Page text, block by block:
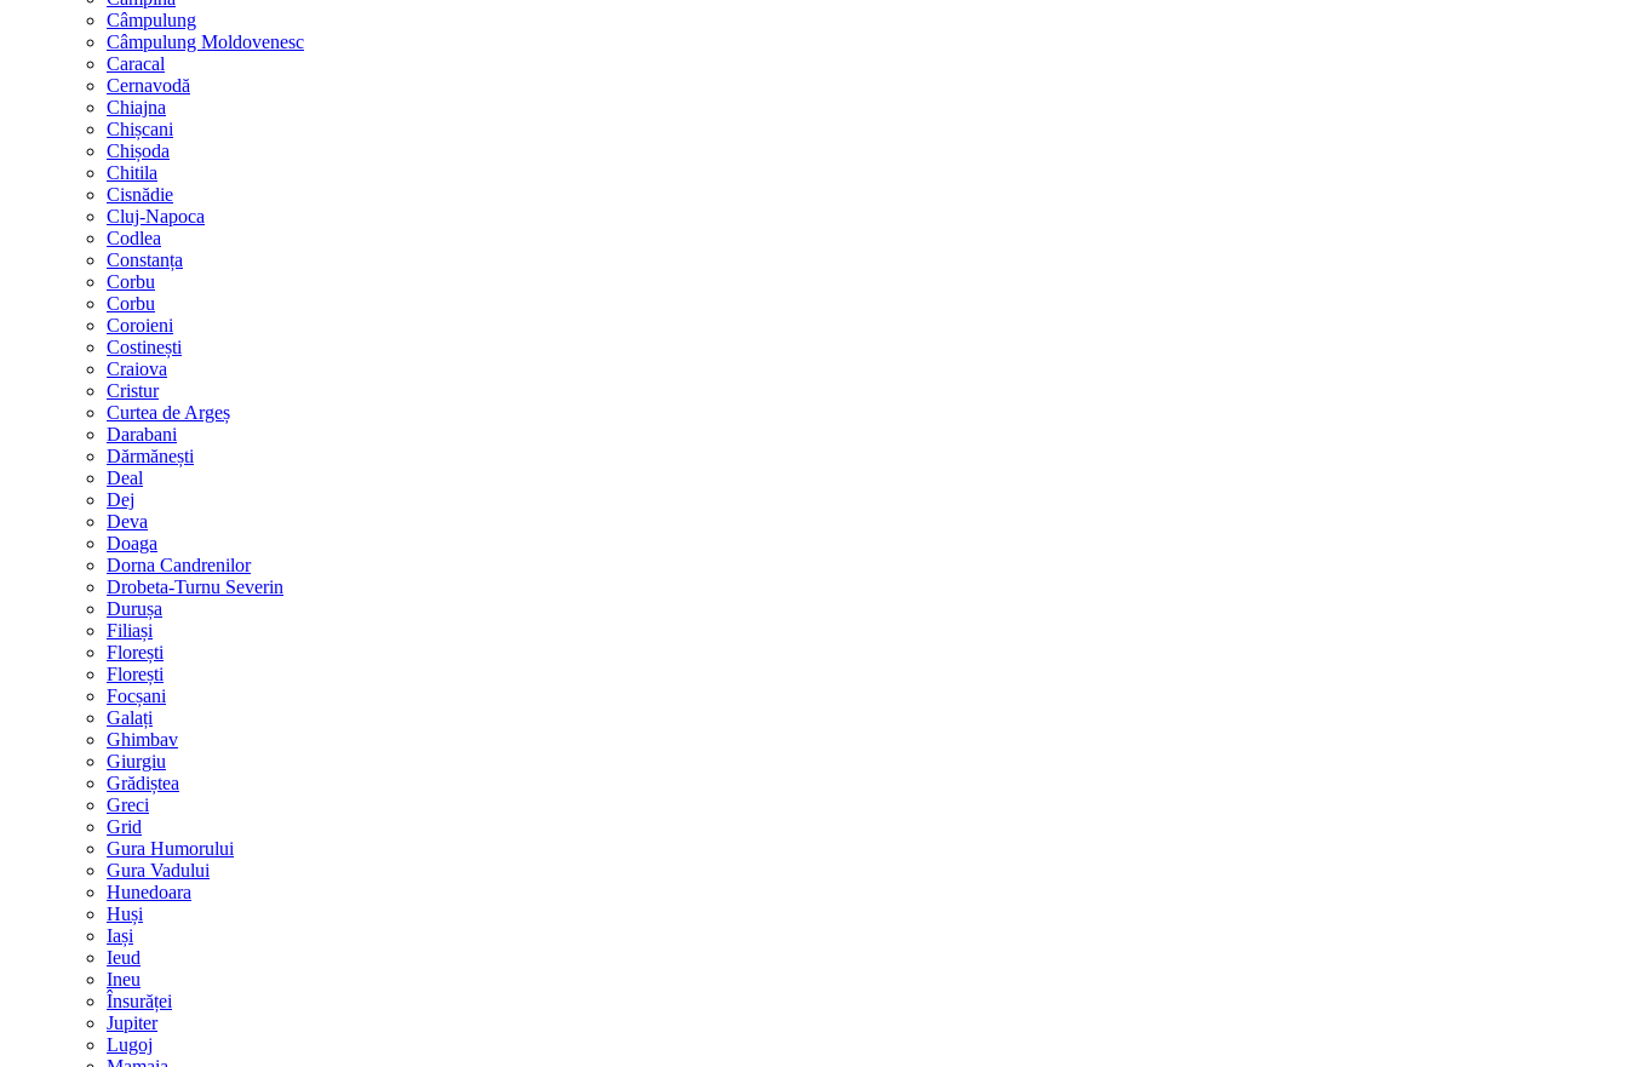
Câmpulung
Câmpulung Moldovenesc
Caracal
Cernavodă
Chiajna
Chișcani
Chișoda
Chitila
Cisnădie
Cluj-Napoca
Codlea
Constanța
Corbu
Corbu
Coroieni
Costinești
Craiova
Cristur
Curtea de Argeș
Darabani
Dărmănești
Deal
Dej
Deva
Doaga
Dorna Candrenilor
Drobeta-Turnu Severin
Durușa
Filiași
Florești
Florești
Focșani
Galați
Ghimbav
Giurgiu
Grădiștea
Greci
Grid
Gura Humorului
Gura Vadului
Hunedoara
Huși
Iași
Ieud
Ineu
Însurăței
Jupiter
Lugoj